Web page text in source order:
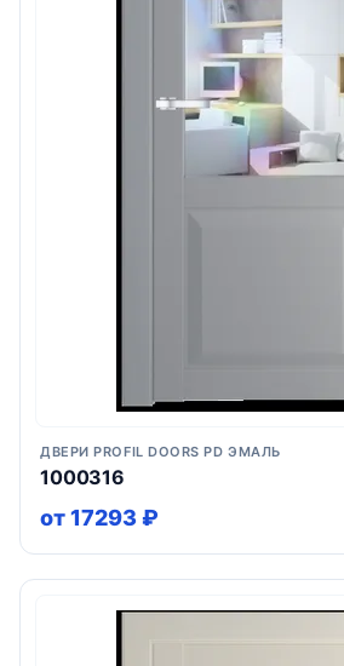
ДВЕРИ PROFIL DOORS PD ЭМАЛЬ
1000316
от 17293 ₽